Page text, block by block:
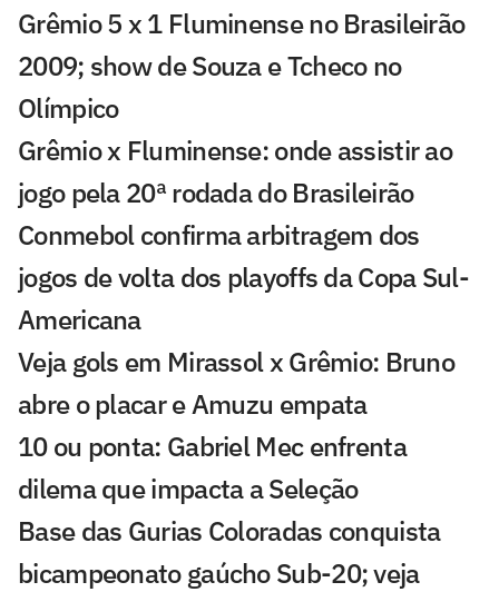
Grêmio 5 x 1 Fluminense no Brasileirão
2009; show de Souza e Tcheco no
Olímpico
Grêmio x Fluminense: onde assistir ao
jogo pela 20ª rodada do Brasileirão
Conmebol confirma arbitragem dos
jogos de volta dos playoffs da Copa Sul-
Americana
Veja gols em Mirassol x Grêmio: Bruno
abre o placar e Amuzu empata
10 ou ponta: Gabriel Mec enfrenta
dilema que impacta a Seleção
Base das Gurias Coloradas conquista
bicampeonato gaúcho Sub-20; veja